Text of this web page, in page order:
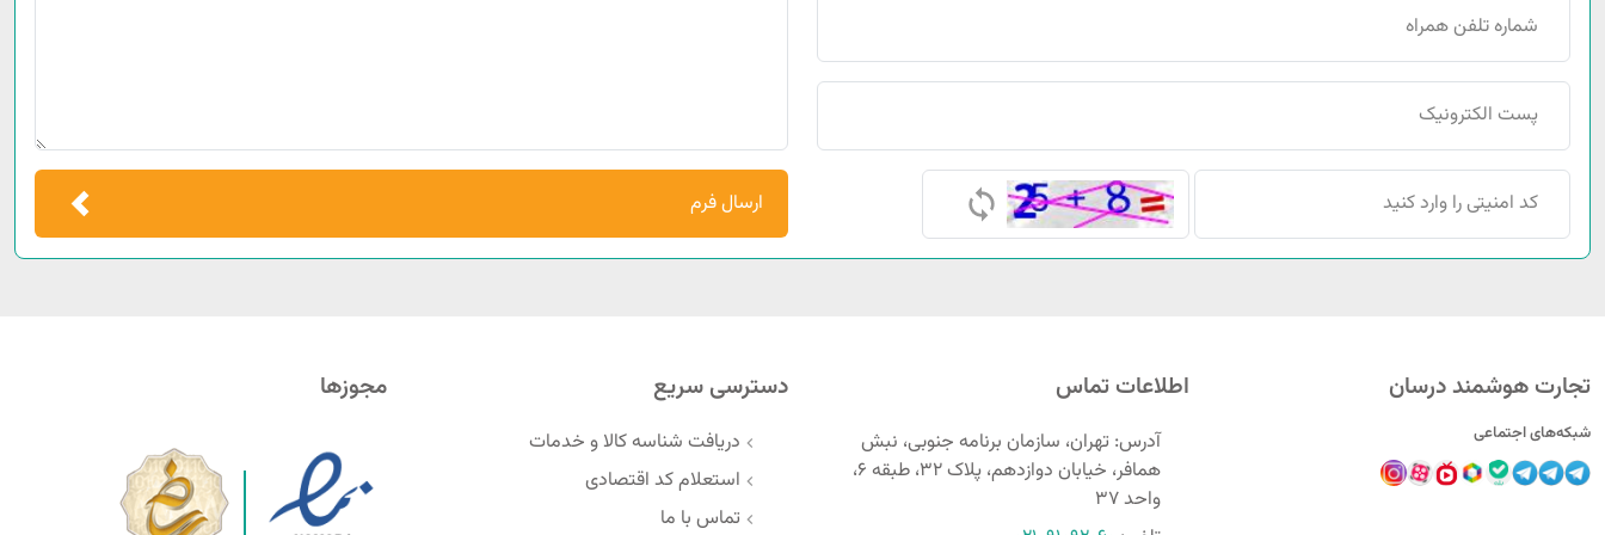
ارسال فرم
تجارت هوشمند درسان
شبکه‌های اجتماعی
اطلاعات تماس
آدرس: تهران، سازمان برنامه جنوبی، نبش
همافر، خیابان دوازدهم، پلاک 32، طبقه 6،
واحد 37
دسترسی سریع
دریافت شناسه کالا و خدمات
استعلام کد اقتصادی
تماس با ما
مجوزها